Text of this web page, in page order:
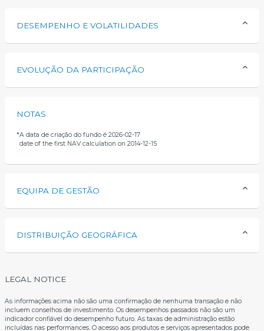
DESEMPENHO E VOLATILIDADES
EVOLUÇÃO DA PARTICIPAÇÃO
NOTAS
*A data de criação do fundo é 2026-02-17
date of the first NAV calculation on 2014-12-15
EQUIPA DE GESTÃO
DISTRIBUIÇÃO GEOGRÁFICA
LEGAL NOTICE
As informações acima não são uma confirmação de nenhuma transação e não
incluem conselhos de investimento. Os desempenhos passados ​​não são um
indicador confiável do desempenho futuro. As taxas de administração estão
incluídas nas performances. O acesso aos produtos e serviços apresentados pode